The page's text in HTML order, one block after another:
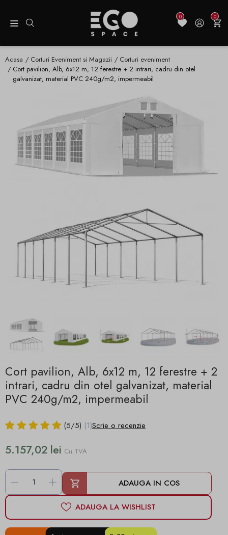
0 0
Acasa Corturi Eveniment si Magazii
Corturi eveniment
Cort pavilion, Alb, 6x12 m, 12 ferestre + 2 intrari, cadru din otel
galvanizat, material PVC 240g/m2, impermeabil
Cort pavilion, Alb, 6x12 m, 12 ferestre + 2
intrari, cadru din otel galvanizat, material
PVC 240g/m2, impermeabil
(5/5) (1)Scrie o recenzie
5.157,02 lei Cu TVA
- + ADAUGA IN COS
ADAUGA LA WISHLIST